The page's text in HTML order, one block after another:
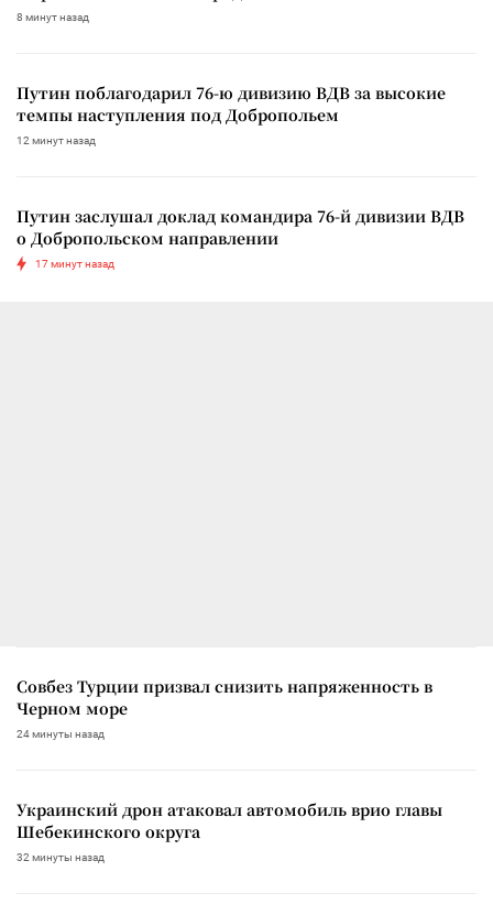
8 минут назад
Путин поблагодарил 76-ю дивизию ВДВ за высокие
темпы наступления под Добропольем
12 минут назад
Путин заслушал доклад командира 76-й дивизии ВДВ
о Добропольском направлении
17 минут назад
Совбез Турции призвал снизить напряженность в
Черном море
24 минуты назад
Украинский дрон атаковал автомобиль врио главы
Шебекинского округа
32 минуты назад